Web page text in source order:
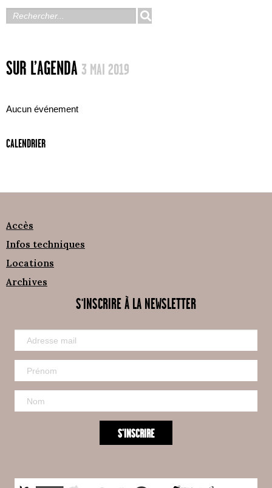
SUR L’AGENDA 3 MAI 2019
Aucun événement
CALENDRIER
Accès
Infos techniques
Locations
Archives
S'INSCRIRE À LA NEWSLETTER